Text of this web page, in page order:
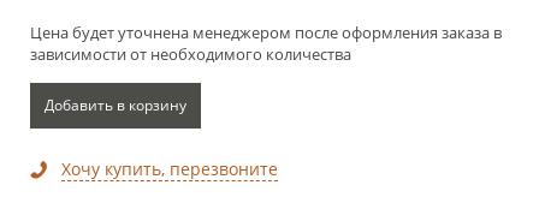
Цена будет уточнена менеджером после оформления заказа в
зависимости от необходимого количества
Добавить в корзину
Хочу купить, перезвоните